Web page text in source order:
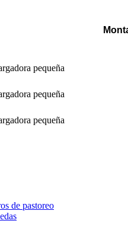
de pastoreo